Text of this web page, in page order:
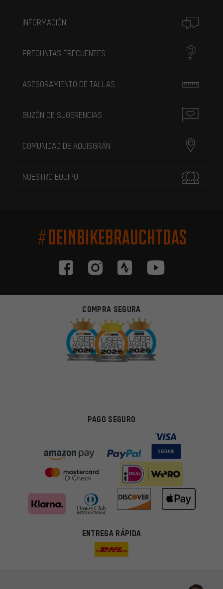
INFORMACIÓN
PREGUNTAS FRECUENTES
ASESORAMIENTO DE TALLAS
BUZÓN DE SUGERENCIAS
COMUNIDAD DE AQUISGRÁN
NUESTRO EQUIPO
#DEINBIKEBRAUCHTDAS
COMPRA SEGURA
PAGO SEGURO
ENTREGA RÁPIDA